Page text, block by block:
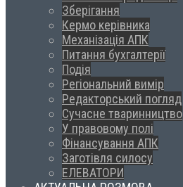
Зберігання
Кермо керівника
Механізація АПК
Питання бухгалтерії
Подія
Регіональний вимір
Редакторський погляд
Сучасне тваринництво
У правовому полі
Фінансування АПК
Заготівля силосу
ЕЛЕВАТОРИ